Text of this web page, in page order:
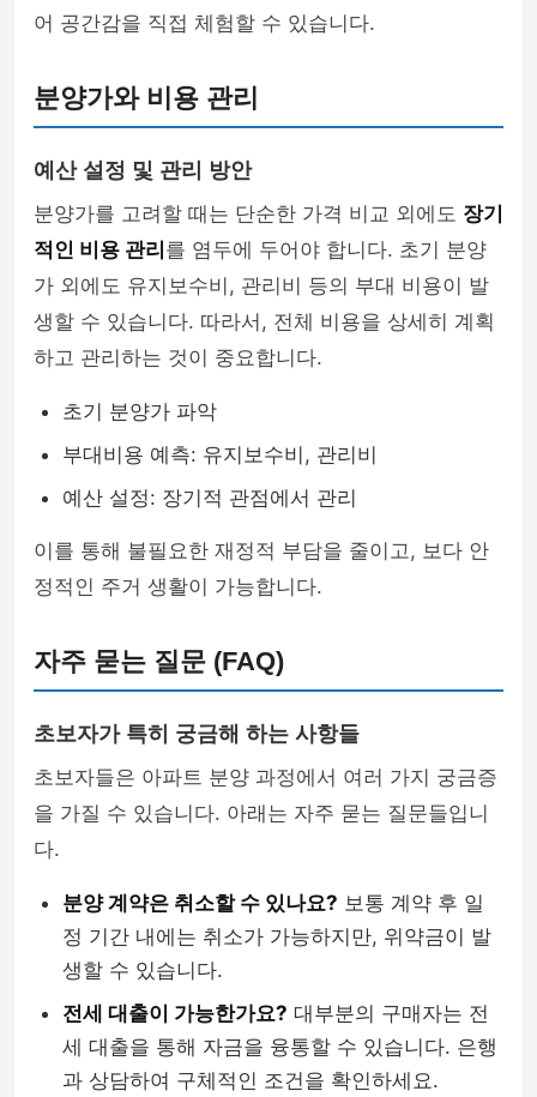
어 공간감을 직접 체험할 수 있습니다.
분양가와 비용 관리
예산 설정 및 관리 방안
분양가를 고려할 때는 단순한 가격 비교 외에도 장기
적인 비용 관리 를 염두에 두어야 합니다. 초기 분양
가 외에도 유지보수비, 관리비 등의 부대 비용이 발
생할 수 있습니다. 따라서, 전체 비용을 상세히 계획
하고 관리하는 것이 중요합니다.
초기 분양가 파악
부대비용 예측: 유지보수비, 관리비
예산 설정: 장기적 관점에서 관리
이를 통해 불필요한 재정적 부담을 줄이고, 보다 안
정적인 주거 생활이 가능합니다.
자주 묻는 질문 (FAQ)
초보자가 특히 궁금해 하는 사항들
초보자들은 아파트 분양 과정에서 여러 가지 궁금증
을 가질 수 있습니다. 아래는 자주 묻는 질문들입니
다.
분양 계약은 취소할 수 있나요? 보통 계약 후 일
정 기간 내에는 취소가 가능하지만, 위약금이 발
생할 수 있습니다.
전세 대출이 가능한가요? 대부분의 구매자는 전
세 대출을 통해 자금을 융통할 수 있습니다. 은행
과 상담하여 구체적인 조건을 확인하세요.